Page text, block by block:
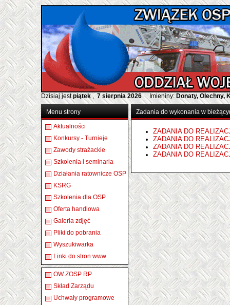
Dzisiaj jestpiątek,7 sierpnia 2026 Imieniny:Donaty, Olechny,
Menu strony
Aktualności
Konkursy - Turnieje
Zawody strażackie
Szkolenia i seminaria
Działania ratownicze OSP
KSRG
Szkolenia dla OSP
Oferta handlowa
Galeria zdjęć
Pliki do pobrania
Wyszukiwarka
Linki do stron www
OW ZOSP RP
Skład Zarządu
Uchwały programowe
Zadania do wykonania w
ZADANIA DO
ZADANIA DO
ZADANIA DO
ZADANIA DO